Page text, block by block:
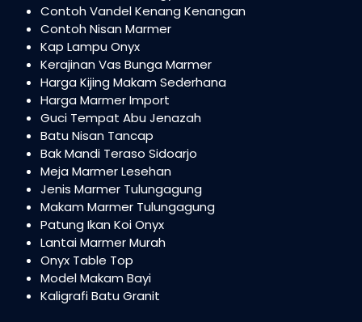
Contoh Vandel Kenang Kenangan
Contoh Nisan Marmer
Kap Lampu Onyx
Kerajinan Vas Bunga Marmer
Harga Kijing Makam Sederhana
Harga Marmer Import
Guci Tempat Abu Jenazah
Batu Nisan Tancap
Bak Mandi Teraso Sidoarjo
Meja Marmer Lesehan
Jenis Marmer Tulungagung
Makam Marmer Tulungagung
Patung Ikan Koi Onyx
Lantai Marmer Murah
Onyx Table Top
Model Makam Bayi
Kaligrafi Batu Granit